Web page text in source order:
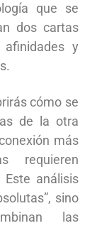
que se
dos cartas
afinidades y
cómo se
de la otra
más
requieren
análisis
sino
las